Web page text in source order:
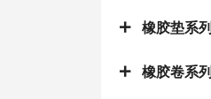
橡胶垫系
橡胶卷系